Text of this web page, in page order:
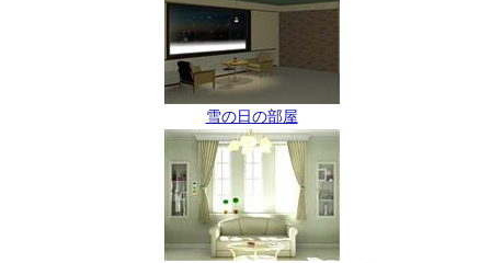
雪の日の部屋